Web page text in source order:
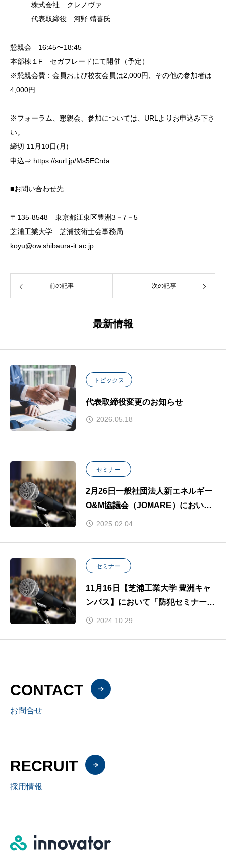
株式会社 クレノヴァ
代表取締役 河野 靖喜氏
懇親会 16:45〜18:45
本部棟１F セガフレードにて開催（予定）
※懇親会費：会員および校友会員は2,000円、その他の参加者は
4,000円
※フォーラム、懇親会、参加については、URLよりお申込み下さ
い。
締切 11月10日(月)
申込⇒ https://surl.jp/Ms5ECrda
■お問い合わせ先
〒135-8548 東京都江東区豊洲3－7－5
芝浦工業大学 芝浦技術士会事務局
koyu@ow.shibaura-it.ac.jp
前の記事 次の記事
最新情報
トピックス
代表取締役変更のお知らせ
2026.05.18
セミナー
2月26日一般社団法人新エネルギー
O&M協議会（JOMARE）において
「防犯セミナー講師」として登壇し
2025.02.04
セミナー
11月16日【芝浦工業大学 豊洲キャ
ンパス】において「防犯セミナー講
師」として登壇します。
2024.10.29
CONTACT
お問合せ
RECRUIT
採用情報